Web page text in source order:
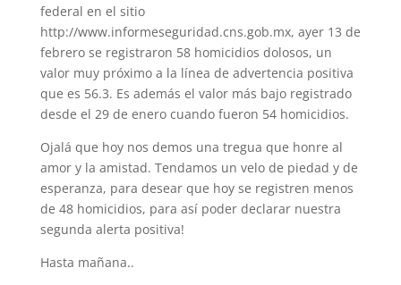
federal en el sitio
http://www.informeseguridad.cns.gob.mx, ayer 13 de
febrero se registraron 58 homicidios dolosos, un
valor muy próximo a la línea de advertencia positiva
que es 56.3. Es además el valor más bajo registrado
desde el 29 de enero cuando fueron 54 homicidios.
Ojalá que hoy nos demos una tregua que honre al
amor y la amistad. Tendamos un velo de piedad y de
esperanza, para desear que hoy se registren menos
de 48 homicidios, para así poder declarar nuestra
segunda alerta positiva!
Hasta mañana..